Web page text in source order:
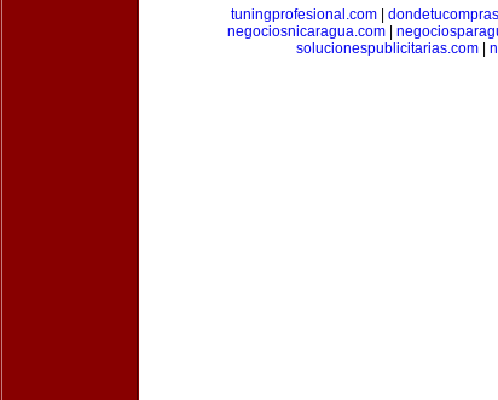
tuningprofesional.com|
negociosnicaragua.com
solucionespublicitarias.com|